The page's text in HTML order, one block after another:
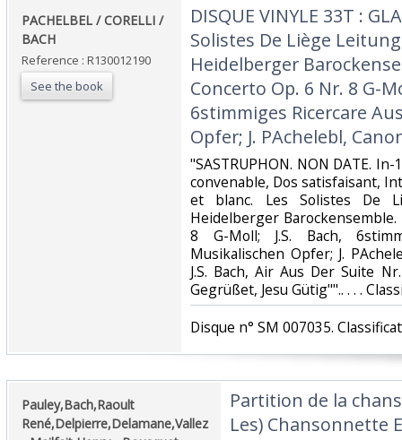
‎PACHELBEL / CORELLI /
BACH‎
Reference : R130012190
See the book
‎DISQUE VINYLE 33T :
Solistes De Liège
Heidelberger
Concerto Op. 6 Nr. 8 G-
6stimmiges Ricercare
Opfer; J. PAchelebl,
‎"SASTRUPHON. NON DATE.
convenable, Dos satisfaisant,
et blanc. Les Solistes De
Heidelberger
8 G-Moll; J.S. Bach,
Musikalischen Opfer; J.
J.S. Bach, Air Aus Der Suite
Gegrüßet, Jesu Gütig"".. . . .
‎Disque n° SM 007035.
‎Pauley,Bach,Raoult
René,Delpierre,Delamane,Vallez
‎Partition de la
Les) Chansonnette